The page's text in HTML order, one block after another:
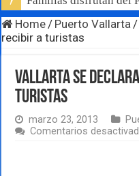
Home / Puerto Vallarta /
recibir a turistas
Vallarta se
turistas
marzo 23, 2013
Comentarios